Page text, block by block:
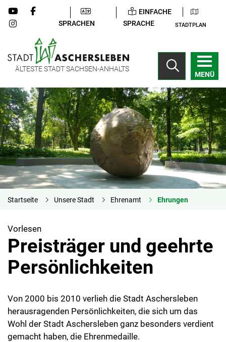
SPRACHEN
EINFACHE
SPRACHE
STADTPLAN
ÄLTESTE STADT SACHSEN-ANHALTS
MENÜ
Startseite Unsere Stadt Ehrenamt Ehrungen
Vorlesen
Preisträger und geehrte
Persönlichkeiten
Von 2000 bis 2010 verlieh die Stadt Aschersleben
herausragenden Persönlichkeiten, die sich um das
Wohl der Stadt Aschersleben ganz besonders verdient
gemacht haben, die Ehrenmedaille.